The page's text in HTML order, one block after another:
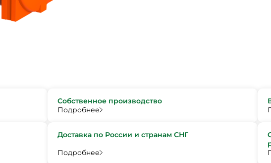
Собственное производство
Подробнее
Доставка по России и странам СНГ
Подробнее